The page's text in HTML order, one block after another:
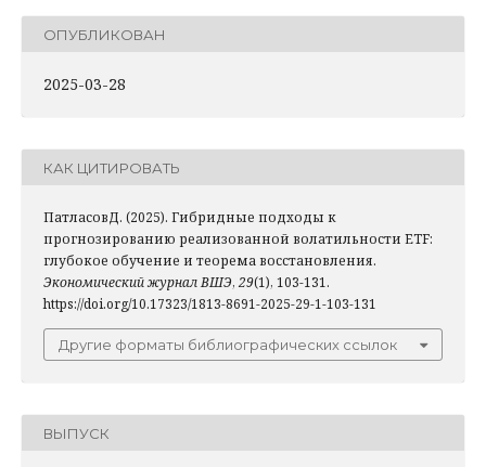
ОПУБЛИКОВАН
2025-03-28
КАК ЦИТИРОВАТЬ
ПатласовД. (2025). Гибридные подходы к
прогнозированию реализованной волатильности ETF:
глубокое обучение и теорема восстановления.
Экономический журнал ВШЭ, 29(1), 103-131.
https://doi.org/10.17323/1813-8691-2025-29-1-103-131
Другие форматы библиографических ссылок
ВЫПУСК